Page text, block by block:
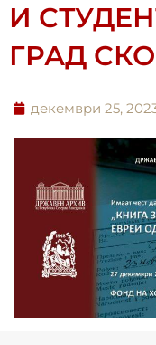
И
ГРАД
декември 25,